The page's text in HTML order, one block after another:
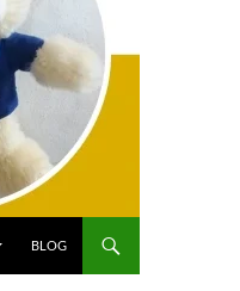
BLOG